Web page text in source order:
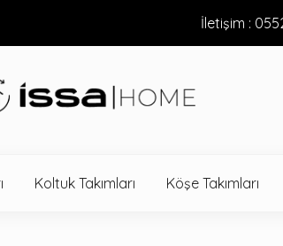
İletişim :
Koltuk Takımları Köşe Takımları